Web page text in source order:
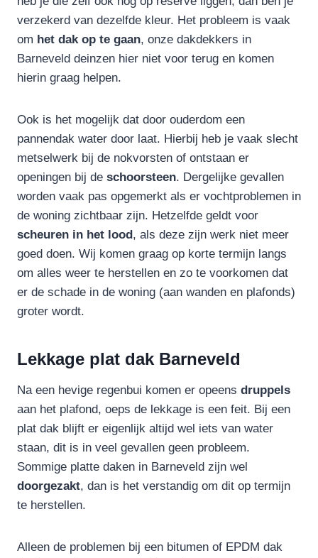
verzekerd van dezelfde kleur. Het probleem is vaak
om het dak op te gaan, onze dakdekkers in
Barneveld deinzen hier niet voor terug en komen
hierin graag helpen.
Ook is het mogelijk dat door ouderdom een
pannendak water door laat. Hierbij heb je vaak slecht
metselwerk bij de nokvorsten of ontstaan er
openingen bij de schoorsteen. Dergelijke gevallen
worden vaak pas opgemerkt als er vochtproblemen in
de woning zichtbaar zijn. Hetzelfde geldt voor
scheuren in het lood, als deze zijn werk niet meer
goed doen. Wij komen graag op korte termijn langs
om alles weer te herstellen en zo te voorkomen dat
er de schade in de woning (aan wanden en plafonds)
groter wordt.
Lekkage plat dak Barneveld
Na een hevige regenbui komen er opeens druppels
aan het plafond, oeps de lekkage is een feit. Bij een
plat dak blijft er eigenlijk altijd wel iets van water
staan, dit is in veel gevallen geen probleem.
Sommige platte daken in Barneveld zijn wel
doorgezakt, dan is het verstandig om dit op termijn
te herstellen.
Alleen de problemen bij een bitumen of EPDM dak